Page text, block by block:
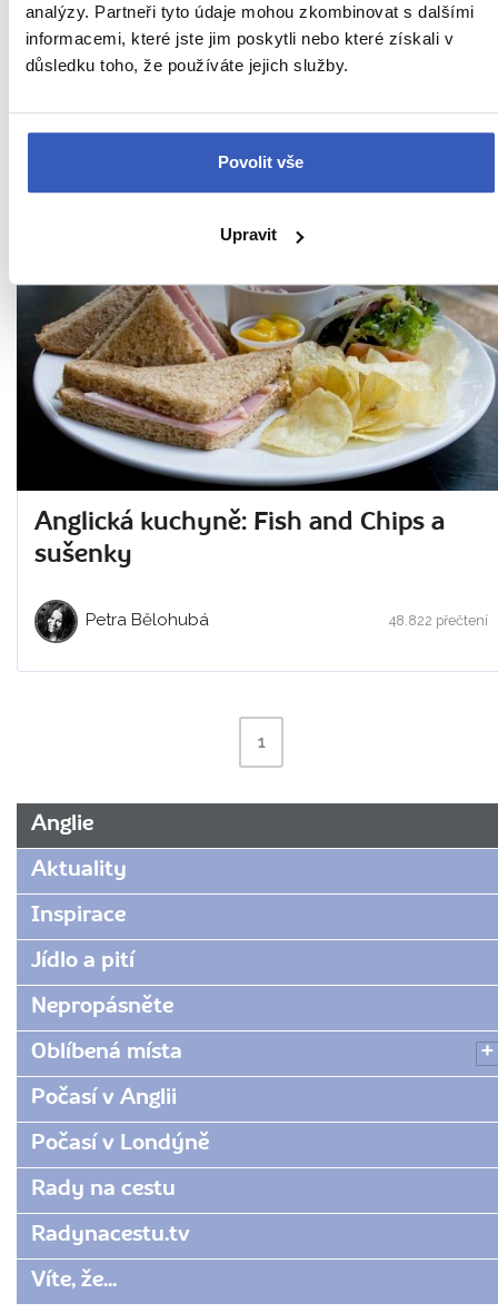
analýzy. Partneři tyto údaje mohou zkombinovat s dalšími
informacemi, které jste jim poskytli nebo které získali v
důsledku toho, že používáte jejich služby.
Povolit vše
Upravit
Čaj o páté: anglická tradice proslulá po
Sabina Rodićová
Anglická kuchyně: Fish and Chips a
sušenky
Petra Bělohubá 48.822 přečtení
1
Anglie
Aktuality
Inspirace
Jídlo a pití
Nepropásněte
Oblíbená místa
Počasí v Anglii
Počasí v Londýně
Rady na cestu
Radynacestu.tv
Víte, že...